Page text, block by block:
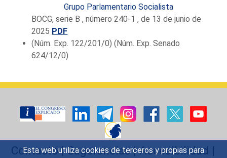
Esta web utiliza cookies de terceros y propias para
Grupo Parlamentario Socialista
BOCG, serie B , número 240-1 , de 13 de junio de
2025 PDF
(Núm. Exp. 122/201/0) (Núm. Exp. Senado
624/12/0)
Contacto|Sugerencias|Accesibilidad |